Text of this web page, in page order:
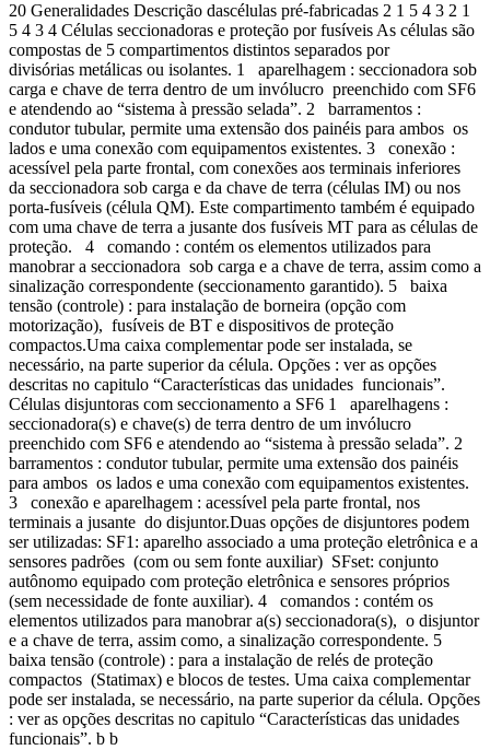
20 Generalidades Descrição dascélulas pré-fabricadas 2 1 5 4 3 2 1
5 4 3 4 Células seccionadoras e proteção por fusíveis As células são
compostas de 5 compartimentos distintos separados por
divisórias metálicas ou isolantes. 1 aparelhagem : seccionadora sob
carga e chave de terra dentro de um invólucro preenchido com SF6
e atendendo ao “sistema à pressão selada”. 2 barramentos :
condutor tubular, permite uma extensão dos painéis para ambos os
lados e uma conexão com equipamentos existentes. 3 conexão :
acessível pela parte frontal, com conexões aos terminais inferiores
da seccionadora sob carga e da chave de terra (células IM) ou nos
porta-fusíveis (célula QM). Este compartimento também é equipado
com uma chave de terra a jusante dos fusíveis MT para as células de
proteção. 4 comando : contém os elementos utilizados para
manobrar a seccionadora sob carga e a chave de terra, assim como a
sinalização correspondente (seccionamento garantido). 5 baixa
tensão (controle) : para instalação de borneira (opção com
motorização), fusíveis de BT e dispositivos de proteção
compactos.Uma caixa complementar pode ser instalada, se
necessário, na parte superior da célula. Opções : ver as opções
descritas no capitulo “Características das unidades funcionais”.
Células disjuntoras com seccionamento a SF6 1 aparelhagens :
seccionadora(s) e chave(s) de terra dentro de um invólucro
preenchido com SF6 e atendendo ao “sistema à pressão selada”. 2
barramentos : condutor tubular, permite uma extensão dos painéis
para ambos os lados e uma conexão com equipamentos existentes.
3 conexão e aparelhagem : acessível pela parte frontal, nos
terminais a jusante do disjuntor.Duas opções de disjuntores podem
ser utilizadas: SF1: aparelho associado a uma proteção eletrônica e a
sensores padrões (com ou sem fonte auxiliar) SFset: conjunto
autônomo equipado com proteção eletrônica e sensores próprios
(sem necessidade de fonte auxiliar). 4 comandos : contém os
elementos utilizados para manobrar a(s) seccionadora(s), o disjuntor
e a chave de terra, assim como, a sinalização correspondente. 5
baixa tensão (controle) : para a instalação de relés de proteção
compactos (Statimax) e blocos de testes. Uma caixa complementar
pode ser instalada, se necessário, na parte superior da célula. Opções
: ver as opções descritas no capitulo “Características das unidades
funcionais”. b b